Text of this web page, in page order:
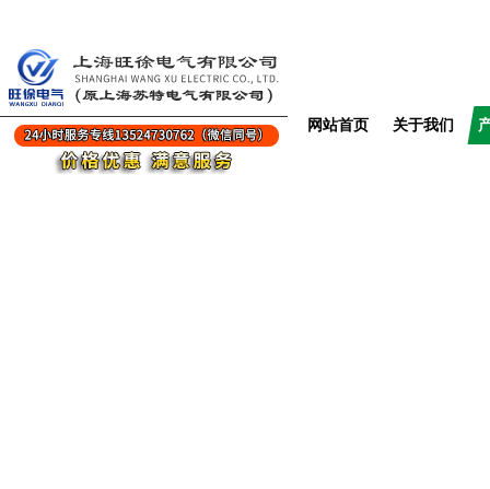
网站首页 关于我们